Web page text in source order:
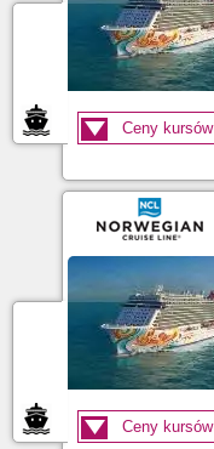
Ceny kursów
Ceny kursów